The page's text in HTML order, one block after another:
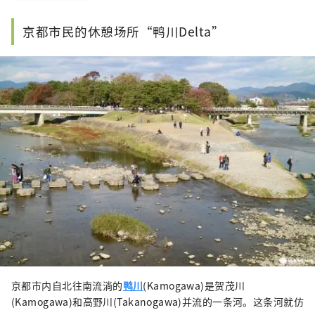
京都市民的休憩场所“鸭川Delta”
京都市内自北往南流淌的鸭川(Kamogawa)是贺茂川
(Kamogawa)和高野川(Takanogawa)并流的一条河。这条河就仿